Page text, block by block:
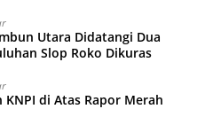
Utara Didatangi Dua
Slop Roko Dikuras
KNPI di Atas Rapor Merah